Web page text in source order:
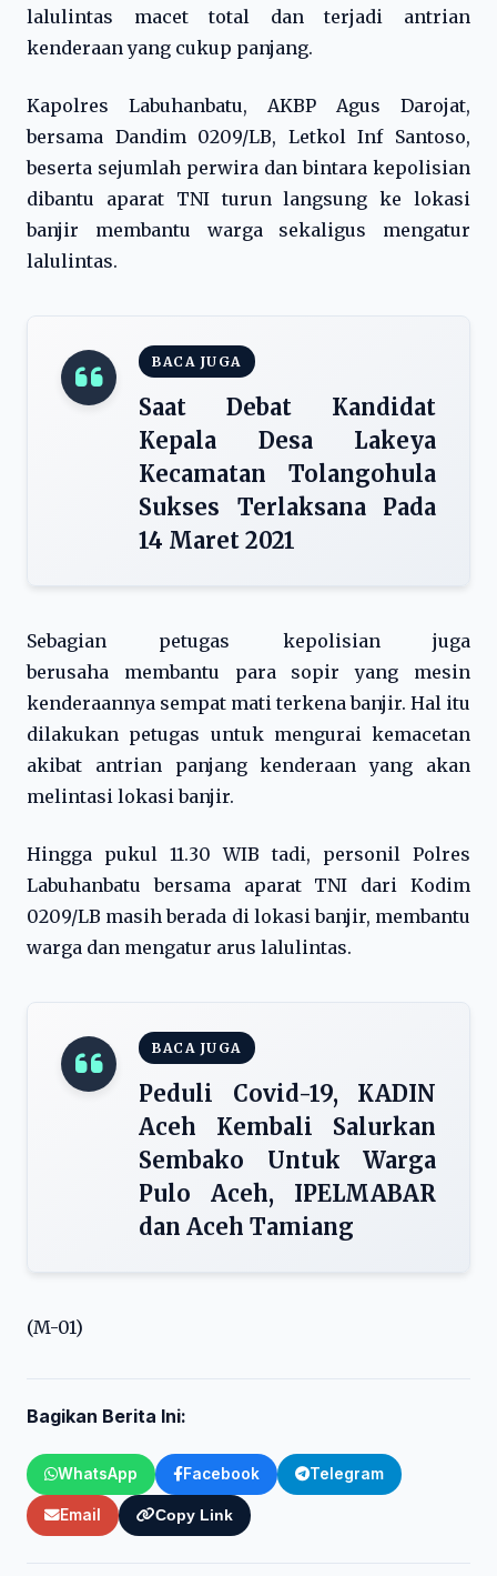
lalulintas macet total dan terjadi antrian
kenderaan yang cukup panjang.
Kapolres Labuhanbatu, AKBP Agus Darojat,
bersama Dandim 0209/LB, Letkol Inf Santoso,
beserta sejumlah perwira dan bintara kepolisian
dibantu aparat TNI turun langsung ke lokasi
banjir membantu warga sekaligus mengatur
lalulintas.
BACA JUGA
Saat Debat Kandidat
Kepala Desa Lakeya
Kecamatan Tolangohula
Sukses Terlaksana Pada
14 Maret 2021
Sebagian petugas kepolisian juga
berusaha membantu para sopir yang mesin
kenderaannya sempat mati terkena banjir. Hal itu
dilakukan petugas untuk mengurai kemacetan
akibat antrian panjang kenderaan yang akan
melintasi lokasi banjir.
Hingga pukul 11.30 WIB tadi, personil Polres
Labuhanbatu bersama aparat TNI dari Kodim
0209/LB masih berada di lokasi banjir, membantu
warga dan mengatur arus lalulintas.
BACA JUGA
Peduli Covid-19, KADIN
Aceh Kembali Salurkan
Sembako Untuk Warga
Pulo Aceh, IPELMABAR
dan Aceh Tamiang
(M-01)
Bagikan Berita Ini:
WhatsApp Facebook Telegram
Email Copy Link